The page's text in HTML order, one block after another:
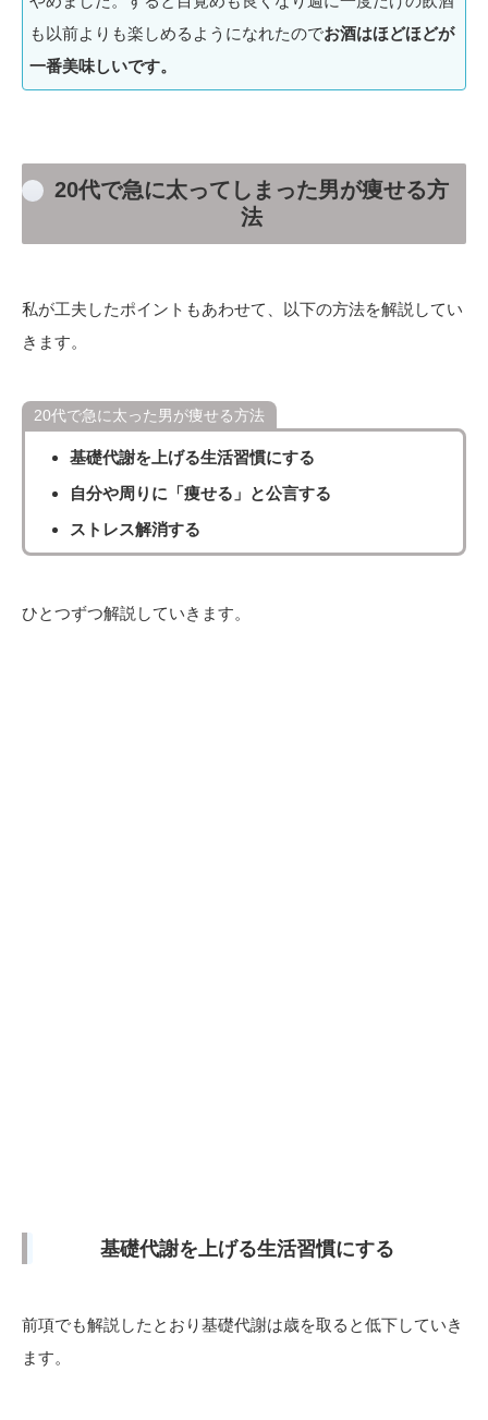
も以前よりも楽しめるようになれたのでお酒はほどほどが
一番美味しいです。
20代で急に太ってしまった男が痩せる方
法
私が工夫したポイントもあわせて、以下の方法を解説してい
きます。
20代で急に太った男が痩せる方法
基礎代謝を上げる生活習慣にする
自分や周りに「痩せる」と公言する
ストレス解消する
ひとつずつ解説していきます。
基礎代謝を上げる生活習慣にする
前項でも解説したとおり基礎代謝は歳を取ると低下していき
ます。